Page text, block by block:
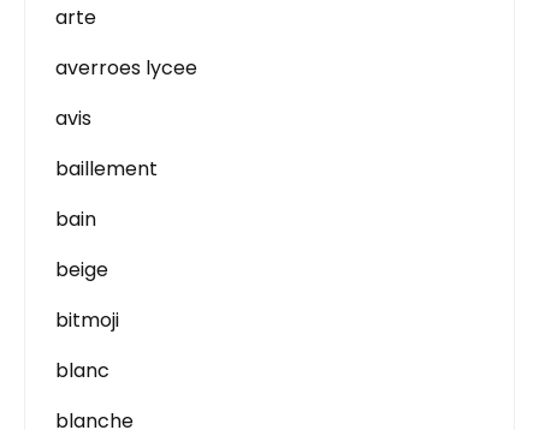
arte
averroes lycee
avis
baillement
bain
beige
bitmoji
blanc
blanche